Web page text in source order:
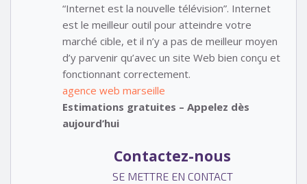
“Internet est la nouvelle télévision”. Internet
est le meilleur outil pour atteindre votre
marché cible, et il n’y a pas de meilleur moyen
d’y parvenir qu’avec un site Web bien conçu et
fonctionnant correctement.
agence web marseille
Estimations gratuites – Appelez dès
aujourd’hui
Contactez-nous
SE METTRE EN CONTACT